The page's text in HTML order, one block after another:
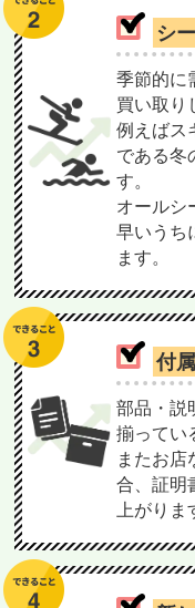
シ
季節的に
買い取り
例えばス
である冬
す。
オールシ
早いうち
ます。
付
部品・説
揃ってい
またお
合、証明
上がりま